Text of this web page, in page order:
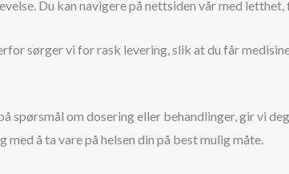
Du kan navigere på nettsiden vår med
sørger vi for rask levering, slik at du får
spørsmål om dosering eller behandlinger, gir vi
å ta vare på helsen din på best mulig måte.